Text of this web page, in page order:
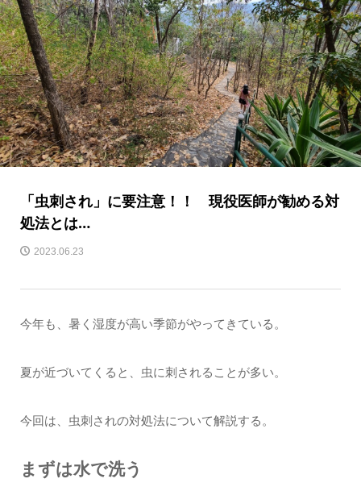
「虫刺され」に要注意！！ 現役医師が勧める対
処法とは…
2023.06.23
今年も、暑く湿度が高い季節がやってきている。
夏が近づいてくると、虫に刺されることが多い。
今回は、虫刺されの対処法について解説する。
まずは水で洗う